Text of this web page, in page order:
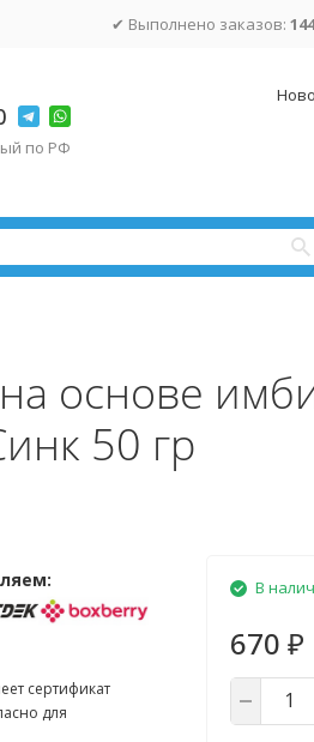
✔ Выполнено заказов:
по РФ
основе
50 гр
сертификат
для
В
670 ₽